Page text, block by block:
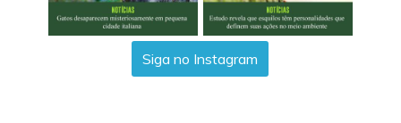
Siga no Instagram